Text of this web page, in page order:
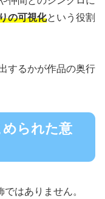
の可視化という役割
するかが作品の奥行
られた意
はありません。